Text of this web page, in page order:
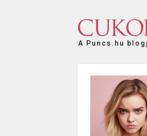
A Puncs.hu